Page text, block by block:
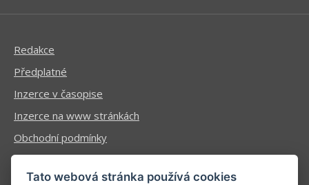
Redakce
Předplatné
Inzerce v časopise
Inzerce na www stránkách
Obchodní podmínky
Ochrana osobních údajů
Tato webová stránka používá cookies